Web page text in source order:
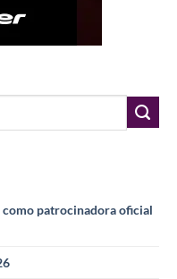
como patrocinadora oficial